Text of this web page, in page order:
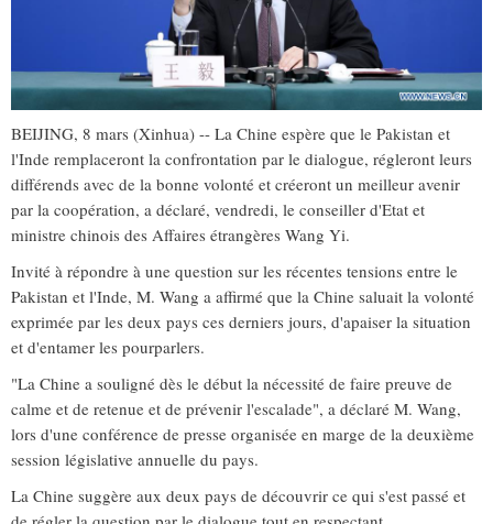
BEIJING, 8 mars (Xinhua) -- La Chine espère que le Pakistan et
l'Inde remplaceront la confrontation par le dialogue, régleront leurs
différends avec de la bonne volonté et créeront un meilleur avenir
par la coopération, a déclaré, vendredi, le conseiller d'Etat et
ministre chinois des Affaires étrangères Wang Yi.
Invité à répondre à une question sur les récentes tensions entre le
Pakistan et l'Inde, M. Wang a affirmé que la Chine saluait la volonté
exprimée par les deux pays ces derniers jours, d'apaiser la situation
et d'entamer les pourparlers.
"La Chine a souligné dès le début la nécessité de faire preuve de
calme et de retenue et de prévenir l'escalade", a déclaré M. Wang,
lors d'une conférence de presse organisée en marge de la deuxième
session législative annuelle du pays.
La Chine suggère aux deux pays de découvrir ce qui s'est passé et